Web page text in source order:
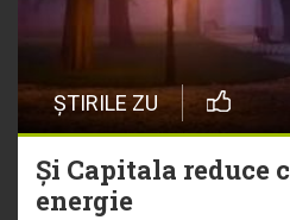
ȘTIRILE ZU
Și Capitala reduce
energie